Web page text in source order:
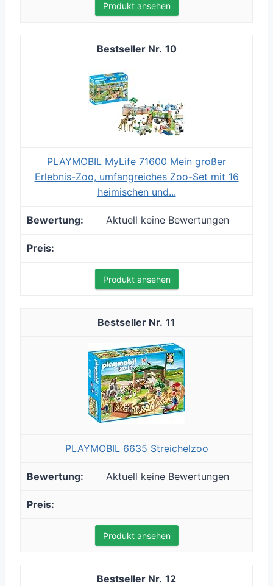
Produkt ansehen
10
PLAYMOBIL MyLife 71600 Mein großer
Erlebnis-Zoo, umfangreiches Zoo-Set mit 16
heimischen und...
Aktuell keine Bewertungen
Produkt ansehen
11
PLAYMOBIL 6635 Streichelzoo
Aktuell keine Bewertungen
Produkt ansehen
12